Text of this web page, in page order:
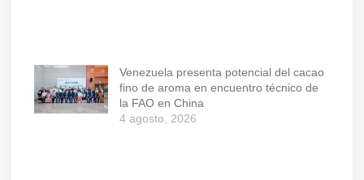
Venezuela presenta potencial del cacao
fino de aroma en encuentro técnico de
la FAO en China
4 agosto, 2026